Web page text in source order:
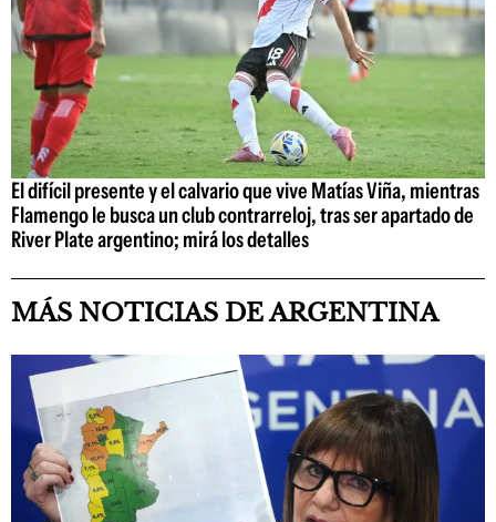
El difícil presente y el calvario que vive Matías Viña, mientras
Flamengo le busca un club contrarreloj, tras ser apartado de
River Plate argentino; mirá los detalles
MÁS NOTICIAS DE ARGENTINA